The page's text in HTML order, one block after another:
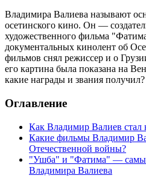
Владимира Валиева называют
осетинского кино. Он —
художественного фильма
документальных кинолент об
фильмов снял режиссер и о
его картина была показана на
какие награды и звания получил?
Оглавление
Как Владимир Валиев стал
Какие фильмы Владимир
Отечественной войны?
"Ушба" и "Фатима" —
Владимира Валиева